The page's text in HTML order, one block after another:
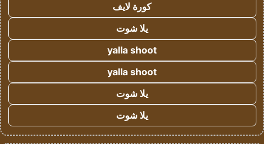
كورة لايف
يلا شوت
yalla shoot
yalla shoot
يلا شوت
يلا شوت